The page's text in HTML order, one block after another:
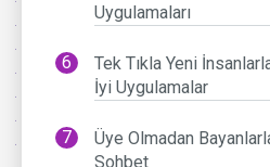
Uygulamaları
Tek Tıkla Yeni
İyi Uygulamalar
Üye Olmadan
Sohbet